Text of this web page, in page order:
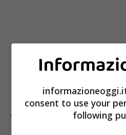
WhatsApp e invio
consent to use your
following